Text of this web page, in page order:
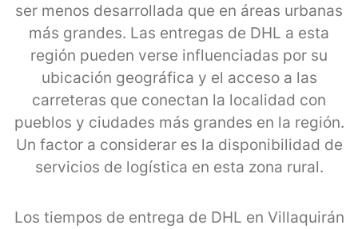
ser menos desarrollada que en áreas urbanas
más grandes. Las entregas de DHL a esta
región pueden verse influenciadas por su
ubicación geográfica y el acceso a las
carreteras que conectan la localidad con
pueblos y ciudades más grandes en la región.
Un factor a considerar es la disponibilidad de
servicios de logística en esta zona rural.
Los tiempos de entrega de DHL en Villaquirán